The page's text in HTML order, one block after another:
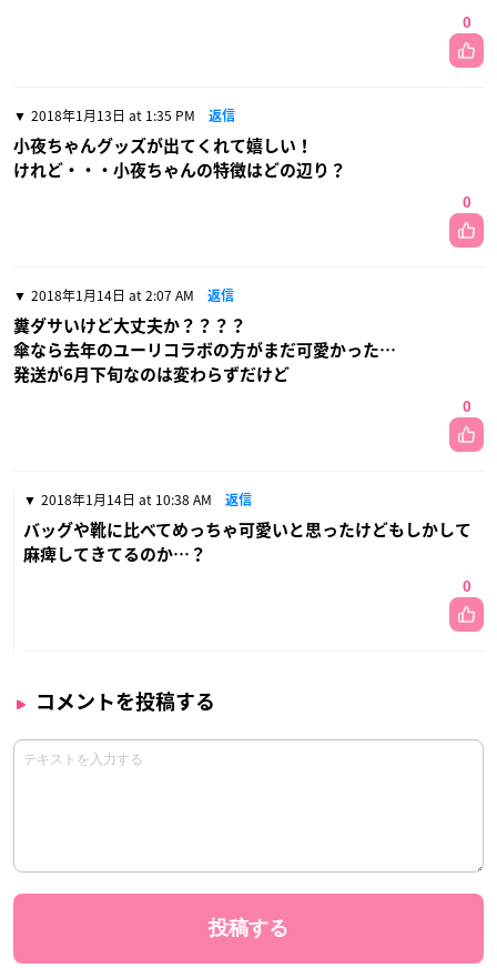
0
2018年1月13日 at 1:35 PM 返信
小夜ちゃんグッズが出てくれて嬉しい！
けれど・・・小夜ちゃんの特徴はどの辺り？
0
2018年1月14日 at 2:07 AM 返信
糞ダサいけど大丈夫か？？？？
傘なら去年のユーリコラボの方がまだ可愛かった…
発送が6月下旬なのは変わらずだけど
0
2018年1月14日 at 10:38 AM 返信
バッグや靴に比べてめっちゃ可愛いと思ったけどもしかして
麻痺してきてるのか…？
0
コメントを投稿する